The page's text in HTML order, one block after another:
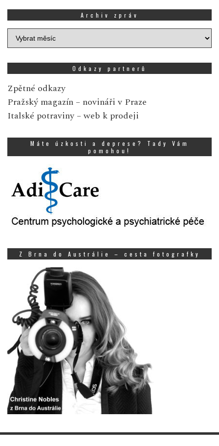
Archiv zpráv
Archiv
zpráv
Odkazy partnerů
Zpětné odkazy
Pražský magazín – novináři v Praze
Italské potraviny – web k prodeji
Máte úzkosti a deprese? Tady Vám
pomohou!
Z Brna do Austrálie – cesta fotografky